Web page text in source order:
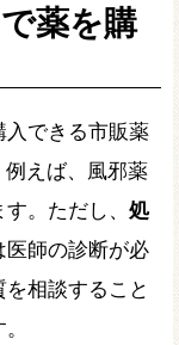
薬を購
入できる市販薬
例えば、風邪薬
。ただし、 処
医師の診断が必
相談すること